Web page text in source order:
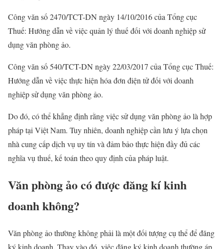
Công văn số 2470/TCT-DN ngày 14/10/2016 của Tổng cục
Thuế: Hướng dẫn về việc quản lý thuế đối với doanh nghiệp sử
dụng văn phòng ảo.
Công văn số 540/TCT-DN ngày 22/03/2017 của Tổng cục Thuế:
Hướng dẫn về việc thực hiện hóa đơn điện tử đối với doanh
nghiệp sử dụng văn phòng ảo.
Do đó, có thể khẳng định rằng việc sử dụng văn phòng ảo là hợp
pháp tại Việt Nam. Tuy nhiên, doanh nghiệp cần lưu ý lựa chọn
nhà cung cấp dịch vụ uy tín và đảm bảo thực hiện đầy đủ các
nghĩa vụ thuế, kế toán theo quy định của pháp luật.
Văn phòng ảo có được đăng kí kinh
doanh không?
Văn phòng ảo thường không phải là một đối tượng cụ thể để đăng